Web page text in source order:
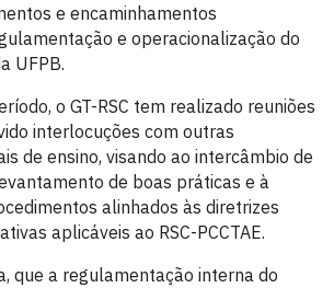
e encaminhamentos
e operacionalização do
UFPB.
o GT-RSC tem realizado reuniões
interlocuções com outras
de ensino, visando ao intercâmbio de
de boas práticas e à
alinhados às diretrizes
aplicáveis ao RSC-PCCTAE.
que a regulamentação interna do